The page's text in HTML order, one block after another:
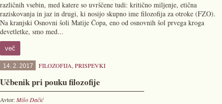
različnih vsebin, med katere so uvrščene tudi: kritično miljenje, etična
raziskovanja in jaz in drugi, ki nosijo skupno ime filozofija za otroke (FZO).
Na kranjski Osnovni šoli Matije Čopa, eno od osnovnih šol prvega kroga
devetletke, smo med...
več
14. 2. 2017 FILOZOFIJA, PRISPEVKI
Učbenik pri pouku filozofije
Avtor:Mišo Dačić